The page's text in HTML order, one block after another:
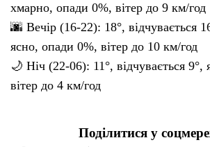
хмарно, опади 0%, вітер до 9 км/год
🌆 Вечір (16-22): 18°, відчувається
ясно, опади 0%, вітер до 10 км/год
🌙 Ніч (22-06): 11°, відчувається
вітер до 4 км/год
Поділитися у